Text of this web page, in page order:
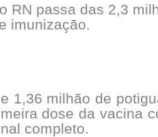
RN passa das 2,3
imunização.
1,36 milhão de
dose da vacina
completo.